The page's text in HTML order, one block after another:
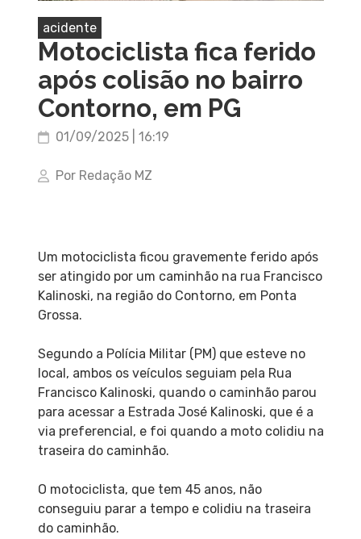
acidente
Motociclista fica ferido
após colisão no bairro
Contorno, em PG
01/09/2025 | 16:19
Por Redação MZ
Um motociclista ficou gravemente ferido após
ser atingido por um caminhão na rua Francisco
Kalinoski, na região do Contorno, em Ponta
Grossa.
Segundo a Polícia Militar (PM) que esteve no
local, ambos os veículos seguiam pela Rua
Francisco Kalinoski, quando o caminhão parou
para acessar a Estrada José Kalinoski, que é a
via preferencial, e foi quando a moto colidiu na
traseira do caminhão.
O motociclista, que tem 45 anos, não
conseguiu parar a tempo e colidiu na traseira
do caminhão.